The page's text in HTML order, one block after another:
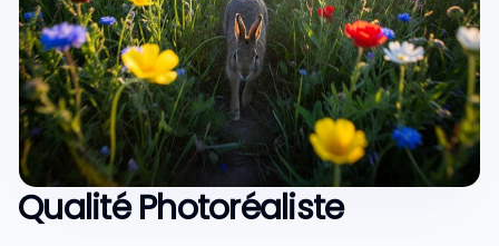
Qualité Photoréaliste